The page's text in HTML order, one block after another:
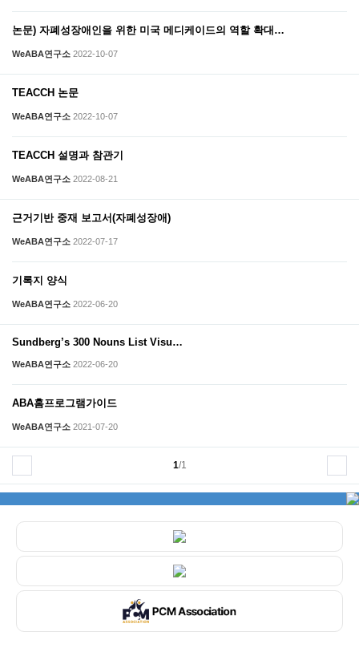
논문) 자폐성장애인을 위한 미국 메디케이드의 역할 확대…
WeABA연구소 2022-10-07
TEACCH 논문
WeABA연구소 2022-10-07
TEACCH 설명과 참관기
WeABA연구소 2022-08-21
근거기반 중재 보고서(자폐성장애)
WeABA연구소 2022-07-17
기록지 양식
WeABA연구소 2022-06-20
Sundberg’s 300 Nouns List Visu…
WeABA연구소 2022-06-20
ABA홈프로그램가이드
WeABA연구소 2021-07-20
1/1
치료사 소개
모든 아이들이 행복한 아이로
성장할 수 있도록 최선을 다하겠습니다.